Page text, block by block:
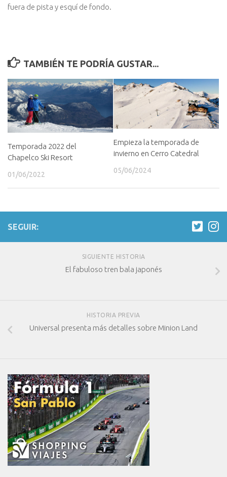
fuera de pista y esquí de fondo.
TAMBIÉN TE PODRÍA GUSTAR...
Temporada 2022 del
Chapelco Ski Resort
01/06/2022
Empieza la temporada de
invierno en Cerro Catedral
05/06/2024
SEGUIR:
SIGUIENTE HISTORIA
El fabuloso tren bala japonés
HISTORIA PREVIA
Universal presenta más detalles sobre Minion Land